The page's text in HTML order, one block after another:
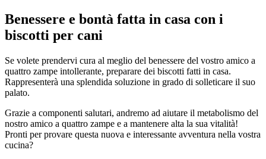
Benessere e bontà fatta in casa con i
biscotti per cani
Se volete prendervi cura al meglio del benessere del vostro amico a
quattro zampe intollerante, preparare dei biscotti fatti in casa.
Rappresenterà una splendida soluzione in grado di solleticare il suo
palato.
Grazie a componenti salutari, andremo ad aiutare il metabolismo del
nostro amico a quattro zampe e a mantenere alta la sua vitalità!
Pronti per provare questa nuova e interessante avventura nella vostra
cucina?